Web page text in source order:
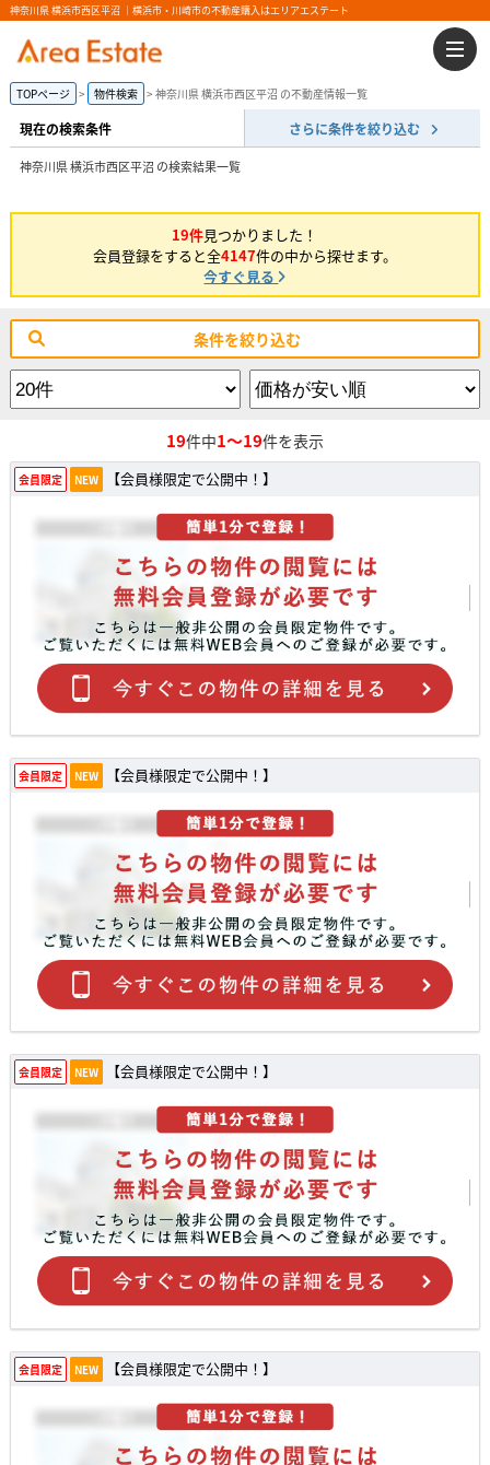
神奈川県 横浜市西区平沼 ｜横浜市・川崎市の不動産購入はエリアエステート
TOPページ 物件検索 神奈川県 横浜市西区平沼 の不動産情報一覧
現在の検索条件 さらに条件を絞り込む
神奈川県 横浜市西区平沼 の検索結果一覧
19件見つかりました！
会員登録をすると全4147件の中から探せます。
今すぐ見る
条件を絞り込む
19件中1～19件を表示
会員限定 NEW 【会員様限定で公開中！】
会員限定 NEW 【会員様限定で公開中！】
会員限定 NEW 【会員様限定で公開中！】
会員限定 NEW 【会員様限定で公開中！】